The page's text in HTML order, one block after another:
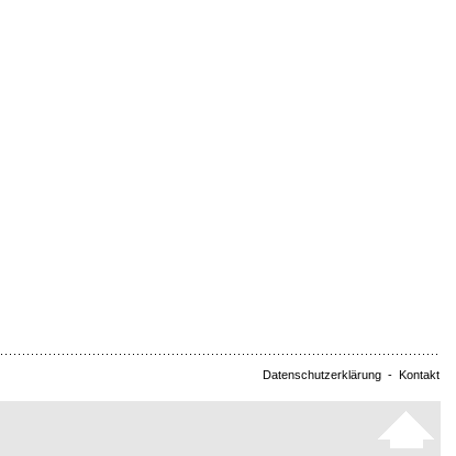
Datenschutzerklärung - Kontakt